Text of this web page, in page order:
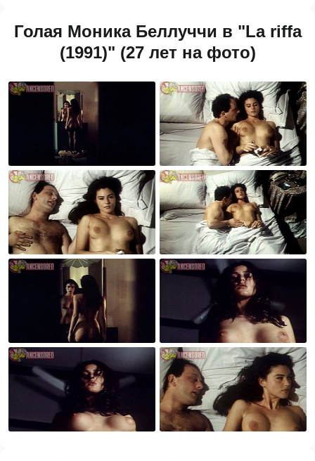
Голая Моника Беллуччи в "La riffa
(1991)" (27 лет на фото)